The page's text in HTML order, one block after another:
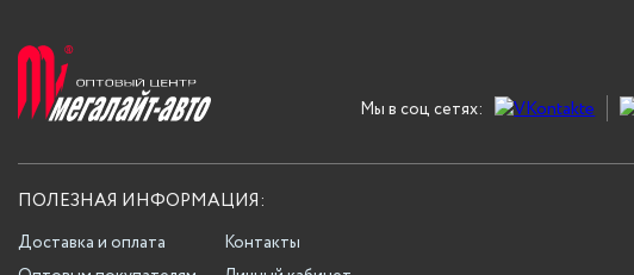
Мы в соц сетях:
ПОЛЕЗНАЯ ИНФОРМАЦИЯ:
Доставка и оплата
Контакты